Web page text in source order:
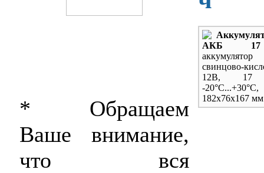
* Обращаем
Ваше внимание,
что вся
АКБ 17
аккумулятор
свинцово-
12В, 17
-20°С...+30°С,
182х76х167 мм